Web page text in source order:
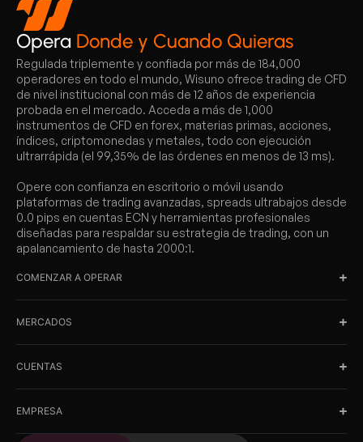
Opera Donde y Cuando Quieras
Regulada triplemente y confiada por más de 184,000
operadores en todo el mundo, Wisuno ofrece trading de CFD
de nivel institucional con más de 12 años de experiencia
probada en el mercado. Acceda a más de 1,000
instrumentos de CFD en forex, materias primas, acciones,
índices, criptomonedas y metales, todo con ejecución
ultrarrápida (el 99,35% de las órdenes en menos de 13 ms).
Opere con confianza en escritorio o móvil usando
plataformas de trading avanzadas, spreads ultrabajos desde
0.0 pips en cuentas ECN y herramientas profesionales
diseñadas para respaldar su estrategia de trading, con un
apalancamiento de hasta 2000:1.
COMENZAR A OPERAR
MERCADOS
CUENTAS
EMPRESA